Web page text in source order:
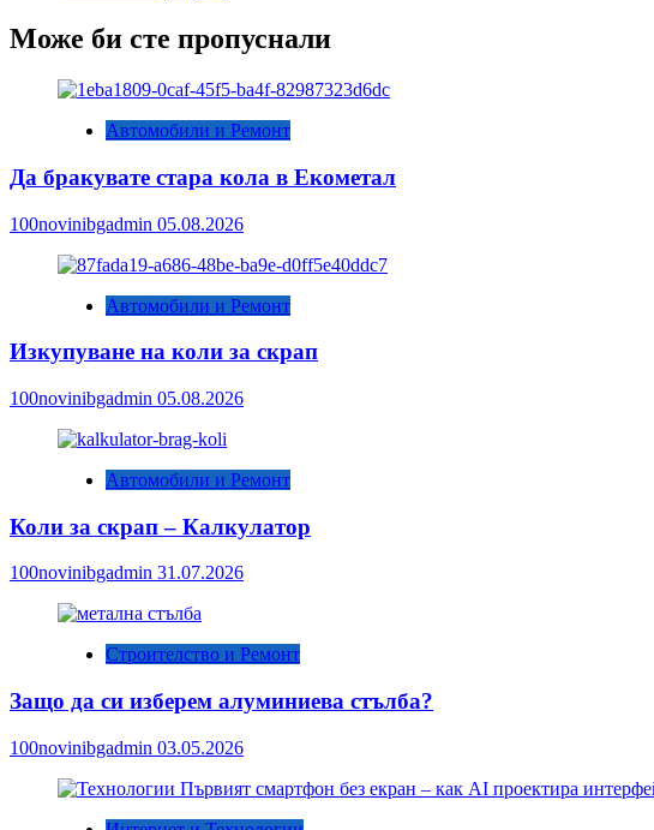
Може би сте пропуснали
Автомобили и Ремонт
Да бракувате стара кола в Екометал
100novinibgadmin 05.08.2026
Автомобили и Ремонт
Изкупуване на коли за скрап
100novinibgadmin 05.08.2026
Автомобили и Ремонт
Коли за скрап – Калкулатор
100novinibgadmin 31.07.2026
Строителство и Ремонт
Защо да си изберем алуминиева стълба?
100novinibgadmin 03.05.2026